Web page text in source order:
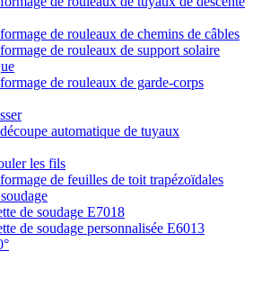
de rouleaux de chemins de câbles
de rouleaux de support solaire
de rouleaux de garde-corps
automatique de tuyaux
les fils
de feuilles de toit trapézoïdales
de soudage E7018
de soudage personnalisée E6013